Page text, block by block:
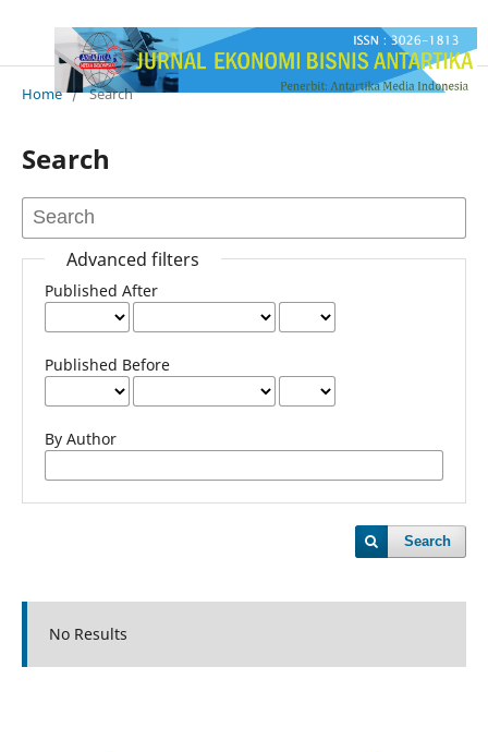
Home / Search
Search
Advanced filters
Published After
Published Before
By Author
Search
No Results